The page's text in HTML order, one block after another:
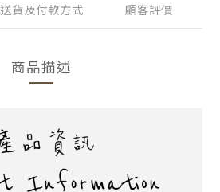
送貨及付款方式 顧客評價
商品描述